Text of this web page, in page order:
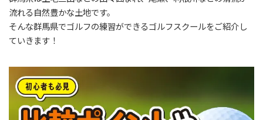
流れる自然豊かな土地です。
そんな群馬県でゴルフの練習ができるゴルフスクールをご紹介し
ていきます！